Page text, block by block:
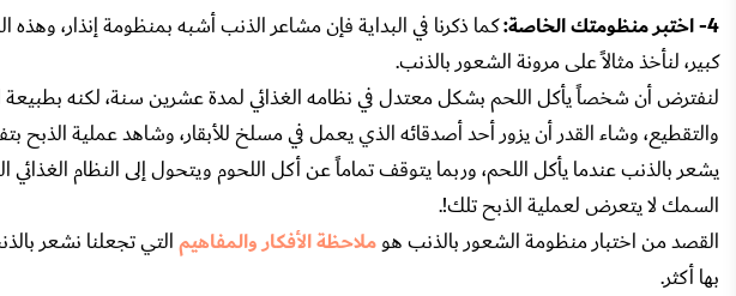
4- اختبر منظومتك الخاصة:
كما ذكرنا في البداية فإن مشاعر الذنب أشبه بمنظومة إنذار،
كبير، لنأخذ مثالاً على مرونة الشعور بالذنب.
لنفترض أن شخصاً يأكل اللحم بشكل معتدل في نظامه الغذائي لمدة عشرين سنة، لكنه
والتقطيع، وشاء القدر أن يزور أحد أصدقائه الذي يعمل في مسلخ للأبقار، وشاهد عملية الذبح
يشعر بالذنب عندما يأكل اللحم، وربما يتوقف تماماً عن أكل اللحوم ويتحول إلى النظام
السمك لا يتعرض لعملية الذبح تلك!.
القصد من اختبار منظومة الشعور بالذنب هوملاحظة الأفكار والمفاهيمالتي تجعلنا نشعر
بها أكثر.